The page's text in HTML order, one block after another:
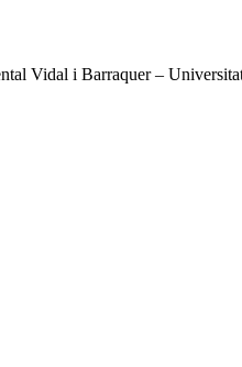
Vidal i Barraquer –